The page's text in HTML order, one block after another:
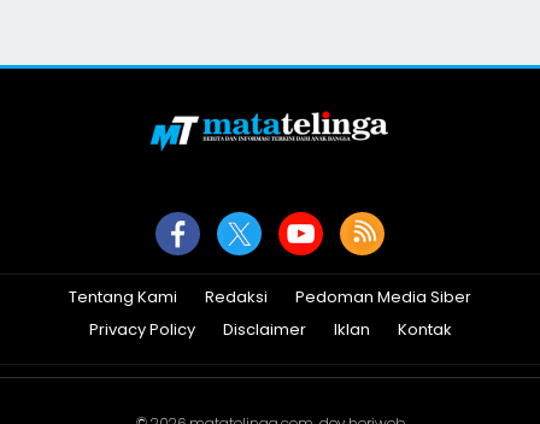
Tentang Kami Redaksi
Pedoman Media Siber
Privacy Policy
Disclaimer Iklan Kontak